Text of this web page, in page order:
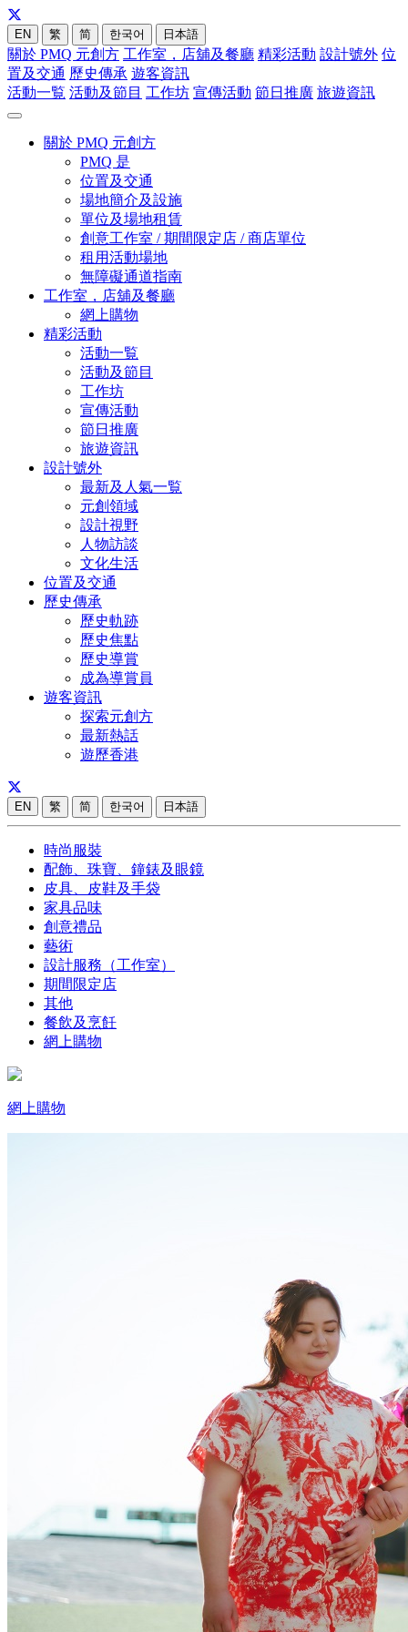
EN 繁 简 한국어 日本語
關於 PMQ 元創方 工作室，店舖及餐廳 精彩活動 設計號外 位
置及交通 歷史傳承 遊客資訊
活動一覧 活動及節目 工作坊 宣傳活動 節日推廣 旅遊資訊
關於 PMQ 元創方
PMQ 是
位置及交通
場地簡介及設施
單位及場地租賃
創意工作室 / 期間限定店 / 商店單位
租用活動場地
無障礙通道指南
工作室，店舖及餐廳
網上購物
精彩活動
活動一覧
活動及節目
工作坊
宣傳活動
節日推廣
旅遊資訊
設計號外
最新及人氣一覧
元創領域
設計視野
人物訪談
文化生活
位置及交通
歷史傳承
歷史軌跡
歷史焦點
歷史導賞
成為導賞員
遊客資訊
探索元創方
最新熱話
遊歷香港
EN 繁 简 한국어 日本語
時尚服裝
配飾、珠寶、鐘錶及眼鏡
皮具、皮鞋及手袋
家具品味
創意禮品
藝術
設計服務（工作室）
期間限定店
其他
餐飲及烹飪
網上購物
網上購物